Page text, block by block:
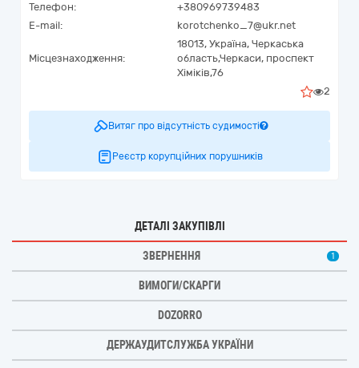
Телефон:
+380969739483
E-mail:
korotchenko_7@ukr.net
Місцезнаходження:
18013, Україна, Черкаська
область,Черкаси, проспект
Хіміків,76
2
Витяг про відсутність судимості
Реєстр корупційних порушників
ДЕТАЛІ ЗАКУПІВЛІ
ЗВЕРНЕННЯ 1
ВИМОГИ/СКАРГИ
DOZORRO
ДЕРЖАУДИТСЛУЖБА УКРАЇНИ